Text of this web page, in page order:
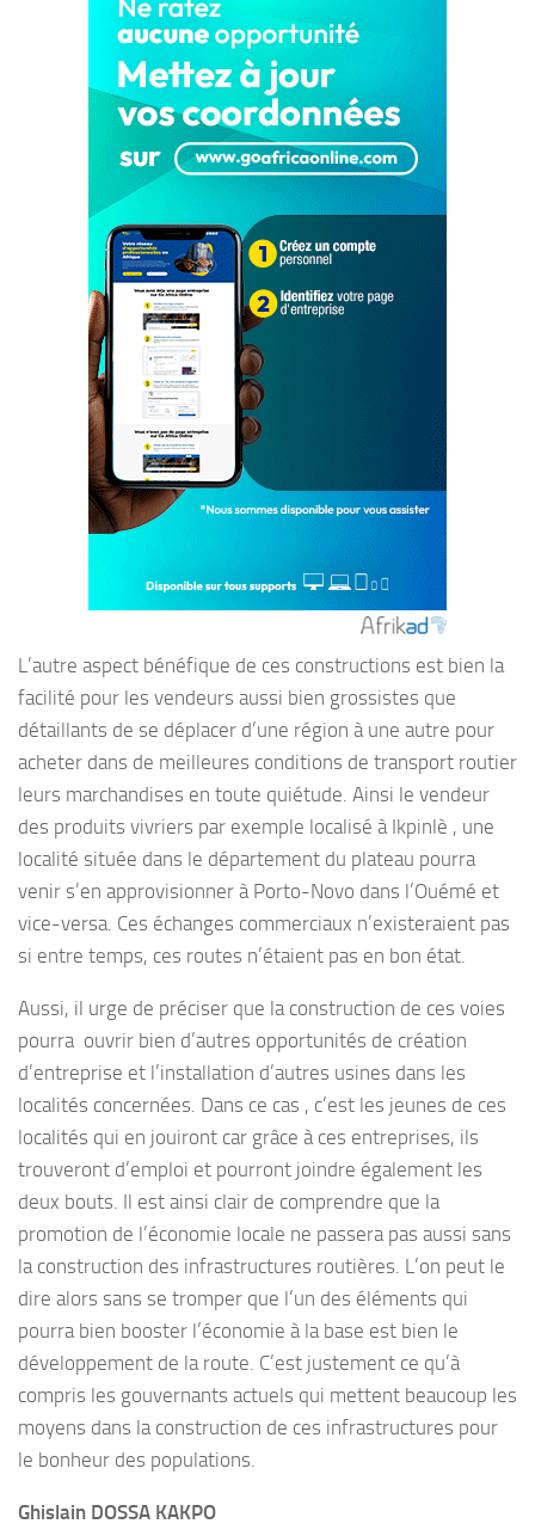
L’autre aspect bénéfique de ces constructions est bien la
facilité pour les vendeurs aussi bien grossistes que
détaillants de se déplacer d’une région à une autre pour
acheter dans de meilleures conditions de transport routier
leurs marchandises en toute quiétude. Ainsi le vendeur
des produits vivriers par exemple localisé à Ikpinlè , une
localité située dans le département du plateau pourra
venir s’en approvisionner à Porto-Novo dans l’Ouémé et
vice-versa. Ces échanges commerciaux n’existeraient pas
si entre temps, ces routes n’étaient pas en bon état.
Aussi, il urge de préciser que la construction de ces voies
pourra ouvrir bien d’autres opportunités de création
d’entreprise et l’installation d’autres usines dans les
localités concernées. Dans ce cas , c’est les jeunes de ces
localités qui en jouiront car grâce à ces entreprises, ils
trouveront d’emploi et pourront joindre également les
deux bouts. Il est ainsi clair de comprendre que la
promotion de l’économie locale ne passera pas aussi sans
la construction des infrastructures routières. L’on peut le
dire alors sans se tromper que l’un des éléments qui
pourra bien booster l’économie à la base est bien le
développement de la route. C’est justement ce qu’à
compris les gouvernants actuels qui mettent beaucoup les
moyens dans la construction de ces infrastructures pour
le bonheur des populations.
Ghislain DOSSA KAKPO